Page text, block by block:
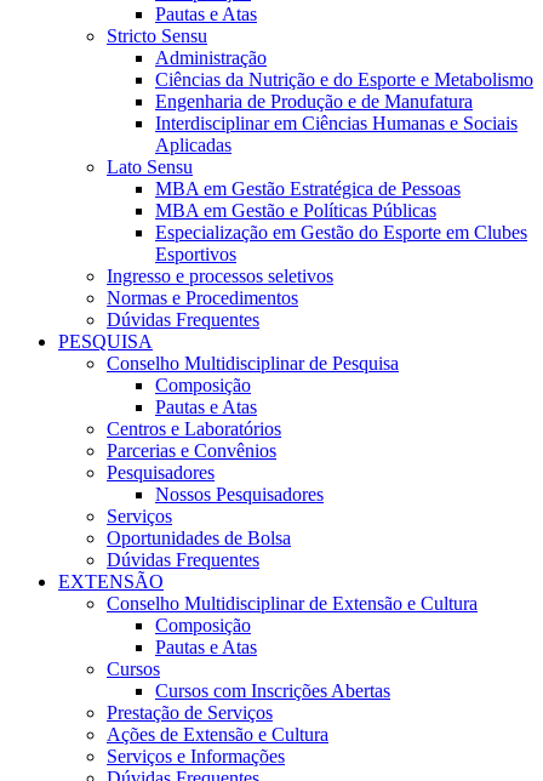
Pautas e Atas
Stricto Sensu
Administração
Ciências da Nutrição e do Esporte e Metabolismo
Engenharia de Produção e de Manufatura
Interdisciplinar em Ciências Humanas e Sociais
Aplicadas
Lato Sensu
MBA em Gestão Estratégica de Pessoas
MBA em Gestão e Políticas Públicas
Especialização em Gestão do Esporte em Clubes
Esportivos
Ingresso e processos seletivos
Normas e Procedimentos
Dúvidas Frequentes
PESQUISA
Conselho Multidisciplinar de Pesquisa
Composição
Pautas e Atas
Centros e Laboratórios
Parcerias e Convênios
Pesquisadores
Nossos Pesquisadores
Serviços
Oportunidades de Bolsa
Dúvidas Frequentes
EXTENSÃO
Conselho Multidisciplinar de Extensão e Cultura
Composição
Pautas e Atas
Cursos
Cursos com Inscrições Abertas
Prestação de Serviços
Ações de Extensão e Cultura
Serviços e Informações